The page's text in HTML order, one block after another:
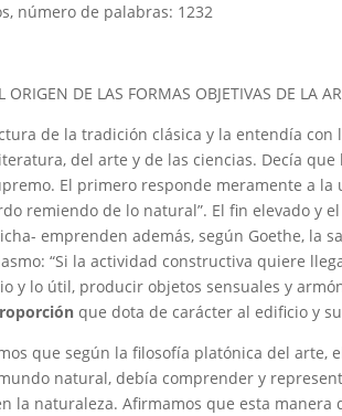
número de palabras: 1232
ORIGEN DE LAS FORMAS OBJETIVAS DE LA
de la tradición clásica y la entendía
del arte y de las ciencias. Decía
El primero responde meramente a
remiendo de lo natural”. El fin elevado y
emprenden además, según Goethe, la
“Si la actividad constructiva quiere
y lo útil, producir objetos sensuales y
que dota de carácter al edificio y
que según la filosofía platónica del arte,
natural, debía comprender y
la naturaleza. Afirmamos que esta